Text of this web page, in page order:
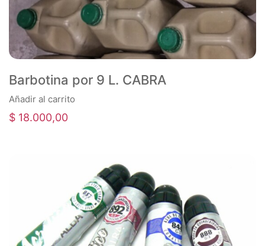
Barbotina por 9 L. CABRA
Añadir al carrito
$ 18.000,00